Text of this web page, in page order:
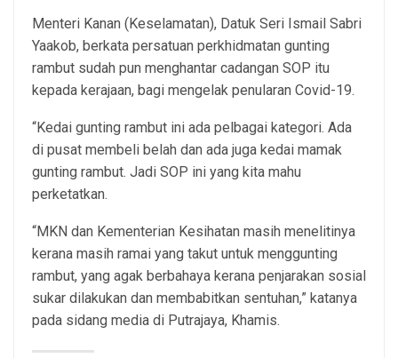
Menteri Kanan (Keselamatan), Datuk Seri Ismail Sabri
Yaakob, berkata persatuan perkhidmatan gunting
rambut sudah pun menghantar cadangan SOP itu
kepada kerajaan, bagi mengelak penularan Covid-19.
“Kedai gunting rambut ini ada pelbagai kategori. Ada
di pusat membeli belah dan ada juga kedai mamak
gunting rambut. Jadi SOP ini yang kita mahu
perketatkan.
“MKN dan Kementerian Kesihatan masih menelitinya
kerana masih ramai yang takut untuk menggunting
rambut, yang agak berbahaya kerana penjarakan sosial
sukar dilakukan dan membabitkan sentuhan,” katanya
pada sidang media di Putrajaya, Khamis.